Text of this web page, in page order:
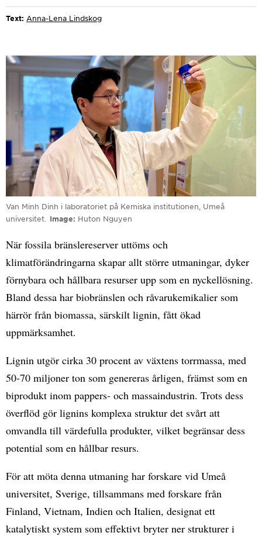
Text: Anna-Lena Lindskog
Van Minh Dinh i laboratoriet på Kemiska institutionen, Umeå
universitet.
Image Huton Nguyen
När fossila bränslereserver uttöms och
klimatförändringarna skapar allt större utmaningar, dyker
förnybara och hållbara resurser upp som en nyckellösning.
Bland dessa har biobränslen och råvarukemikalier som
härrör från biomassa, särskilt lignin, fått ökad
uppmärksamhet.
Lignin utgör cirka 30 procent av växtens torrmassa, med
50-70 miljoner ton som genereras årligen, främst som en
biprodukt inom pappers- och massaindustrin. Trots dess
överflöd gör lignins komplexa struktur det svårt att
omvandla till värdefulla produkter, vilket begränsar dess
potential som en hållbar resurs.
För att möta denna utmaning har forskare vid Umeå
universitet, Sverige, tillsammans med forskare från
Finland, Vietnam, Indien och Italien, designat ett
katalytiskt system som effektivt bryter ner strukturer i